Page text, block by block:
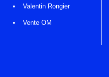
Valentin Rongier
Vente OM